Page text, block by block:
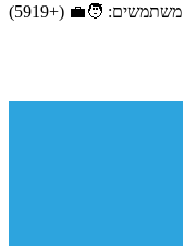
משתמשים: 🧑‍💼 (+5919)